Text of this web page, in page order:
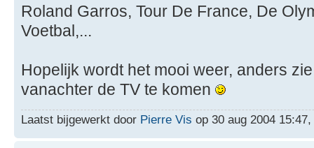
Roland Garros, Tour De France, De
Voetbal,...
Hopelijk wordt het mooi weer, anders
vanachter de TV te komen
Laatst bijgewerkt door Pierre Vis op 30 aug 2004